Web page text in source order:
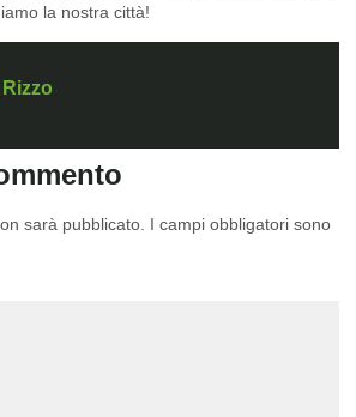
la nostra città!
sarà pubblicato. I campi obbligatori sono